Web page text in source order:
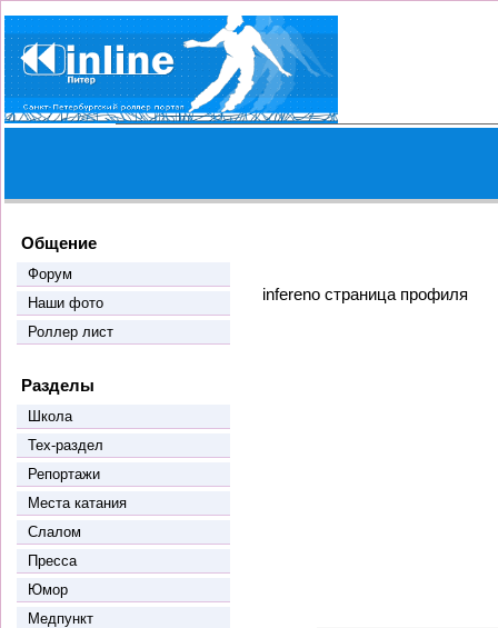
Общение
Форум
Наши фото
Роллер лист
Разделы
Школа
Тех-раздел
Репортажи
Места катания
Слалом
Пресса
Юмор
Медпункт
infereno страница профиля